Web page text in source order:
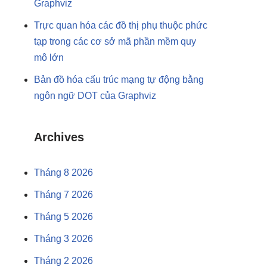
Graphviz
Trực quan hóa các đồ thị phụ thuộc phức
tạp trong các cơ sở mã phần mềm quy
mô lớn
Bản đồ hóa cấu trúc mạng tự động bằng
ngôn ngữ DOT của Graphviz
Archives
Tháng 8 2026
Tháng 7 2026
Tháng 5 2026
Tháng 3 2026
Tháng 2 2026